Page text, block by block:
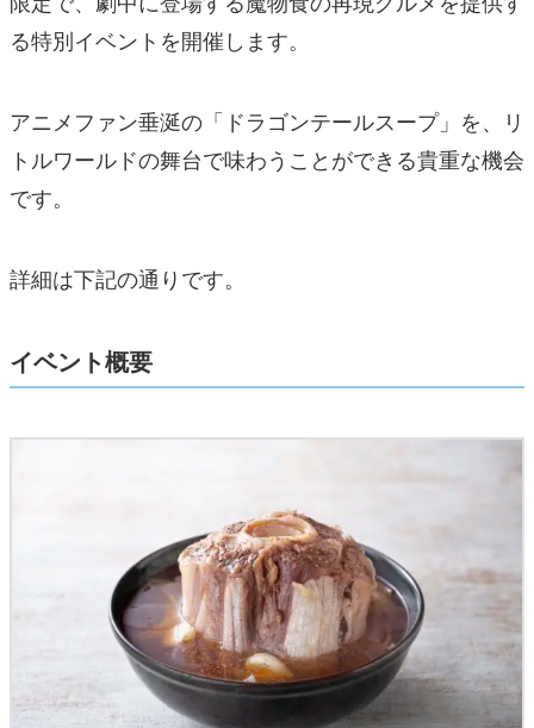
る特別イベントを開催します。
アニメファン垂涎の「ドラゴンテールスープ」を、リ
トルワールドの舞台で味わうことができる貴重な機会
です。
詳細は下記の通りです。
イベント概要